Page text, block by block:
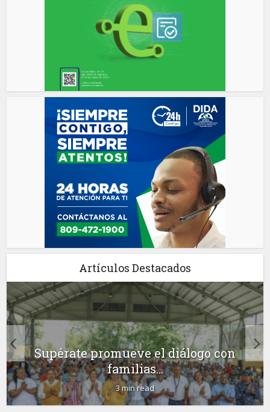
Artículos Destacados
Supérate promueve el diálogo con
familias...
3 min read